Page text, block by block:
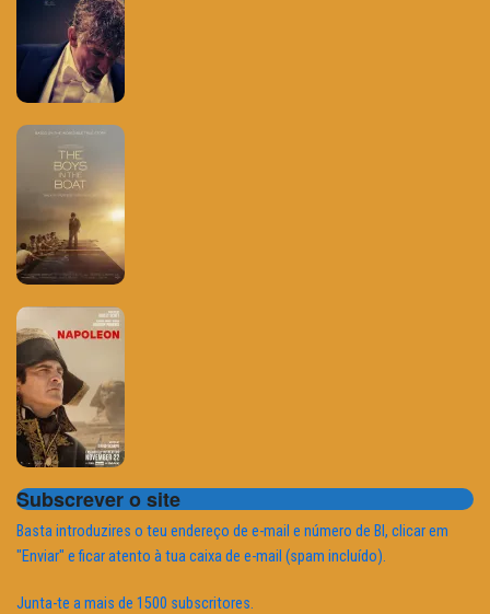
Subscrever o site
Basta introduzires o teu endereço de e-mail e número de BI, clicar em
"Enviar" e ficar atento à tua caixa de e-mail (spam incluído).
Junta-te a mais de 1500 subscritores.